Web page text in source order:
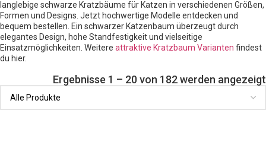
langlebige schwarze Kratzbäume für Katzen in verschiedenen Größen,
Formen und Designs. Jetzt hochwertige Modelle entdecken und
bequem bestellen. Ein schwarzer Katzenbaum überzeugt durch
elegantes Design, hohe Standfestigkeit und vielseitige
Einsatzmöglichkeiten. Weitere attraktive Kratzbaum Varianten findest
du hier.
Ergebnisse 1 – 20 von 182 werden angezeigt